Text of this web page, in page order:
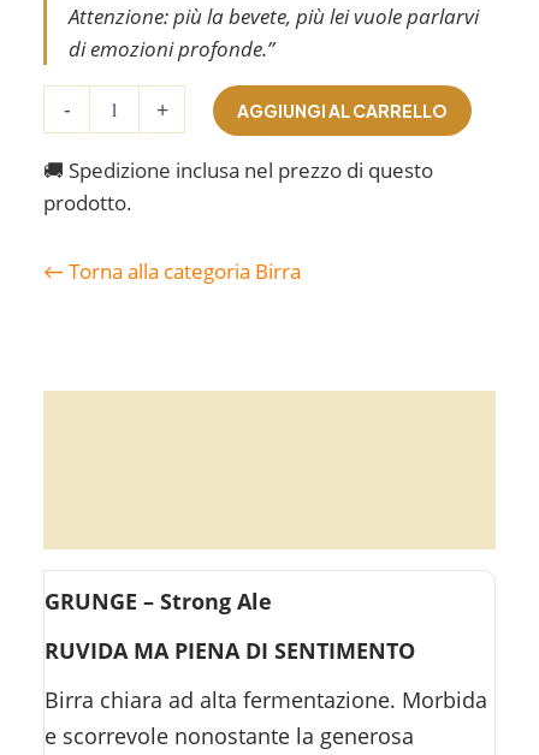
Attenzione: più la bevete, più lei vuole parlarvi
di emozioni profonde.”
-
Triple
Strong
Box
12
+ AGGIUNGI AL CARRELLO
🚚 Spedizione inclusa nel prezzo di questo
prodotto.
← Torna alla categoria Birra
GRUNGE – Strong Ale
RUVIDA MA PIENA DI SENTIMENTO
Birra chiara ad alta fermentazione. Morbida
e scorrevole nonostante la generosa